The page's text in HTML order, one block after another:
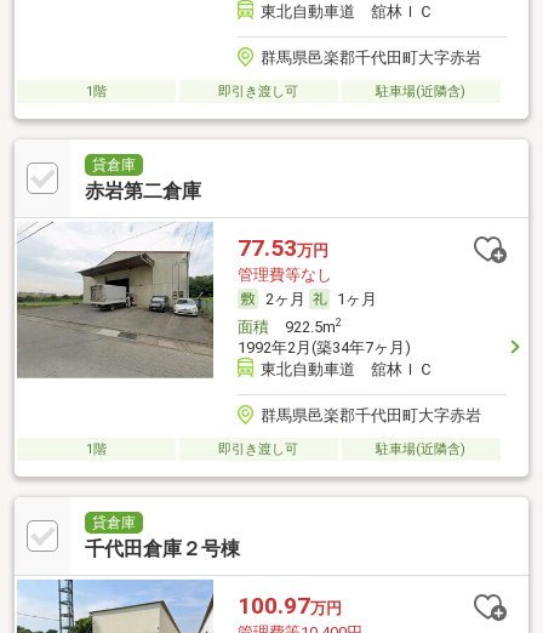
東北自動車道 舘林ＩＣ
群馬県邑楽郡千代田町大字赤岩
1階 即引き渡し可 駐車場(近隣含)
貸倉庫
赤岩第二倉庫
77.53万円
管理費等なし
2ヶ月
1ヶ月
面積922.5m2
1992年2月(築34年7ヶ月)
東北自動車道 舘林ＩＣ
群馬県邑楽郡千代田町大字赤岩
1階 即引き渡し可 駐車場(近隣含)
貸倉庫
千代田倉庫２号棟
100.97万円